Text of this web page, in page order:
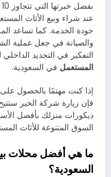
عند شراء وبيع الأثاث
جودة الخدمة. كما تساعد
والصيانة في جعل عملية
التفكير في التجديد
المستعمل في السعودية.
إذا كنت مهتمًا بالحصول
فإن زيارة شركة الخير
ديكورات منزلك بأفضل
السوق المتنوعة للأثاث
ما هي أفضل محلات
السعودية؟